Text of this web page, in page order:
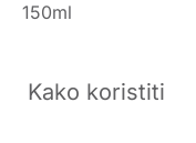
150ml
Kako koristiti